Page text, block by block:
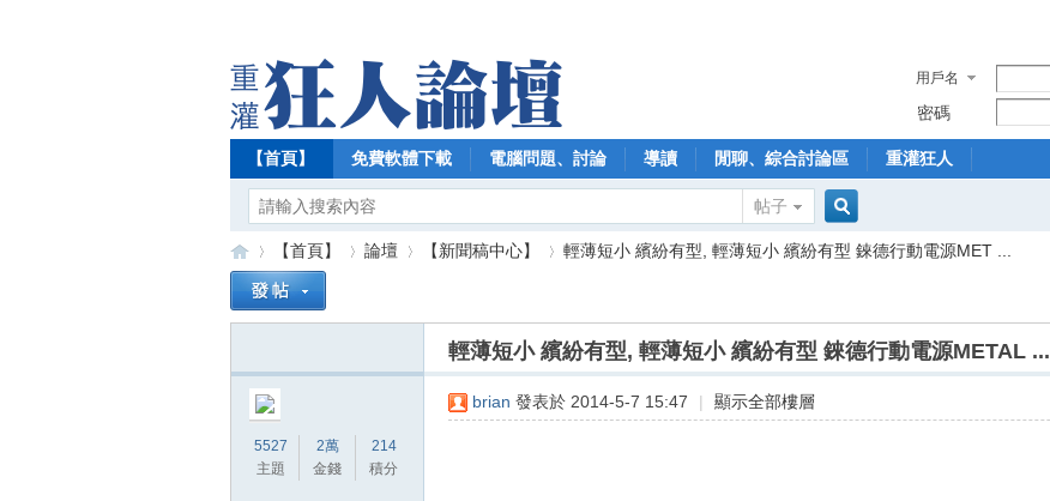
用戶名
密碼
【首頁】 免費軟體下載 電腦問題、討論 導讀 閒聊、綜合討論區 重灌狂人
帖子
搜
索
【首頁】 論壇 【新聞稿中心】
›
輕薄短小 繽紛有型, 輕薄短小 繽紛有型 錸德行動電源MET ...
輕薄短小 繽紛有型, 輕薄短小 繽紛有型 錸德行動電源METAL ...
5527
主題
2萬
金錢
214
積分
brian 發表於 2014-5-7 15:47 | 顯示全部樓層